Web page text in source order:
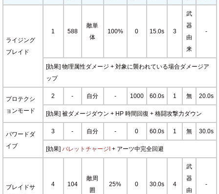
ライジング
ブレイド
1 588
敵単
体
100% 0 15.0s 3
武
器
由
来
-
[効果] 物理属性ダメージ + 対象に襲われている場合ダメージア
ップ
プロテクシ
ョンモード
2 - 自分 - 1000 60.0s 1 無 20.0s
[効果] 被ダメージダウン + HP 時間回復 + 格闘攻撃力ダウン
パワードダ
イブ
3 - 自分 - 0 60.0s 1 無 30.0s
[効果] バレットチャージI + アーツ中完全回避
ブレイドサ
4 104
敵周
囲
25% 0 30.0s 4
武
器
由
-